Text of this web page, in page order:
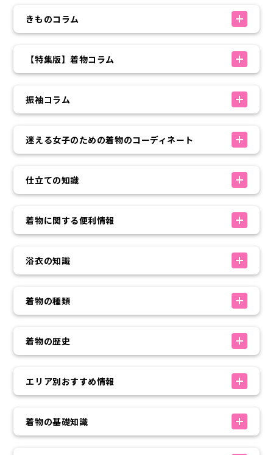
きものコラム
【特集版】着物コラム
振袖コラム
迷える女子のための着物のコーディネート
仕立ての知識
着物に関する便利情報
浴衣の知識
着物の種類
着物の歴史
エリア別おすすめ情報
着物の基礎知識